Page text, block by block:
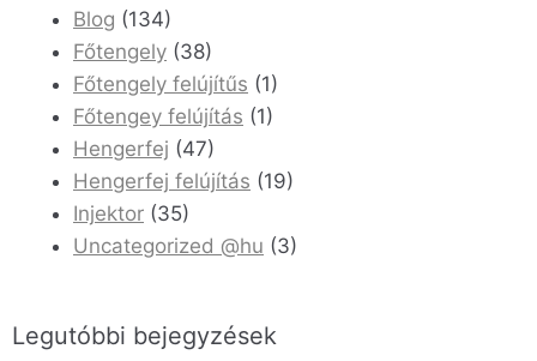
Blog (134)
Főtengely (38)
Főtengely felújítűs (1)
Főtengey felújítás (1)
Hengerfej (47)
Hengerfej felújítás (19)
Injektor (35)
Uncategorized @hu (3)
Legutóbbi bejegyzések